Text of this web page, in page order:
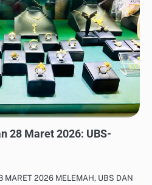
28 Maret 2026: UBS-
MARET 2026 MELEMAH, UBS DAN